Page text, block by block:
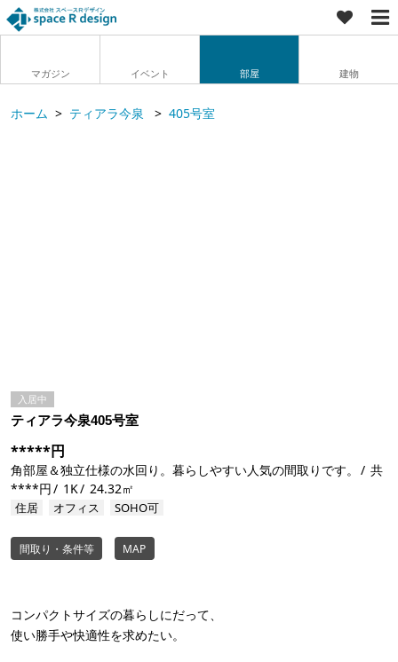
マガジン イベント 部屋 建物
ホーム ティアラ今泉 405号室
入居中
ティアラ今泉405号室
*****円
角部屋＆独立仕様の水回り。暮らしやすい人気の間取りです。
共
****円
1K 24.32㎡
住居 オフィス SOHO可
間取り・条件等 MAP
コンパクトサイズの暮らしにだって、
使い勝手や快適性を求めたい。